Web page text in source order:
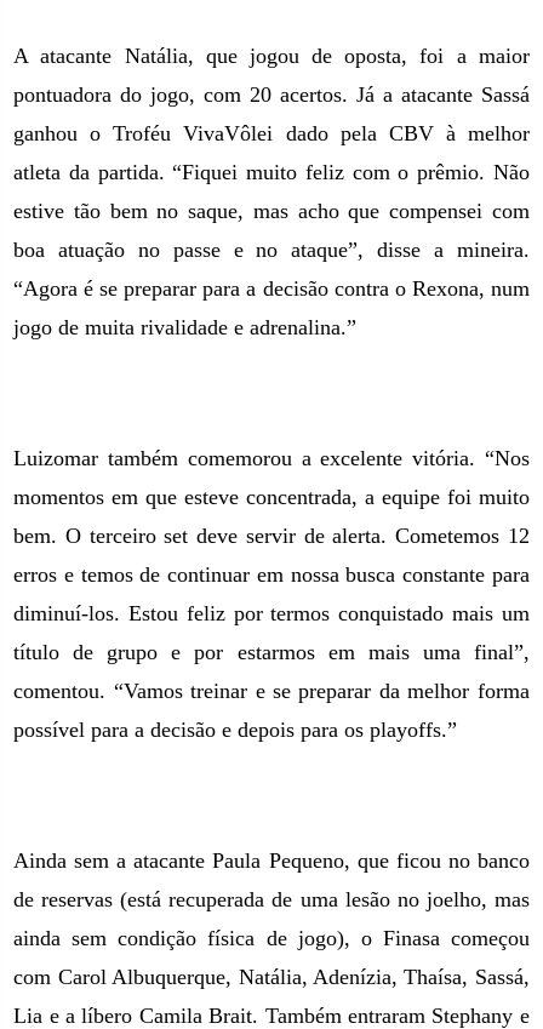
A atacante Natália, que jogou de oposta, foi a maior
pontuadora do jogo, com 20 acertos. Já a atacante Sassá
ganhou o Troféu VivaVôlei dado pela CBV à melhor
atleta da partida. “Fiquei muito feliz com o prêmio. Não
estive tão bem no saque, mas acho que compensei com
boa atuação no passe e no ataque”, disse a mineira.
“Agora é se preparar para a decisão contra o Rexona, num
jogo de muita rivalidade e adrenalina.”
Luizomar também comemorou a excelente vitória. “Nos
momentos em que esteve concentrada, a equipe foi muito
bem. O terceiro set deve servir de alerta. Cometemos 12
erros e temos de continuar em nossa busca constante para
diminuí-los. Estou feliz por termos conquistado mais um
título de grupo e por estarmos em mais uma final”,
comentou. “Vamos treinar e se preparar da melhor forma
possível para a decisão e depois para os playoffs.”
Ainda sem a atacante Paula Pequeno, que ficou no banco
de reservas (está recuperada de uma lesão no joelho, mas
ainda sem condição física de jogo), o Finasa começou
com Carol Albuquerque, Natália, Adenízia, Thaísa, Sassá,
Lia e a líbero Camila Brait. Também entraram Stephany e